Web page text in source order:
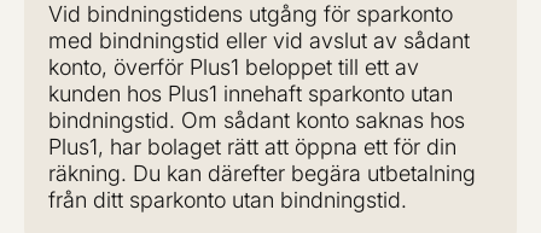
Vid bindningstidens utgång för sparkonto
med bindningstid eller vid avslut av sådant
konto, överför Plus1 beloppet till ett av
kunden hos Plus1 innehaft sparkonto utan
bindningstid. Om sådant konto saknas hos
Plus1, har bolaget rätt att öppna ett för din
räkning. Du kan därefter begära utbetalning
från ditt sparkonto utan bindningstid.